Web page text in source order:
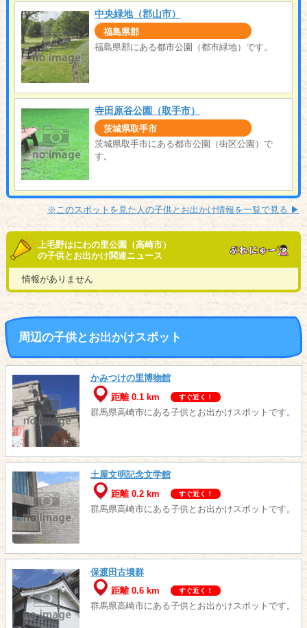
中央緑地（郡山市）
福島県郡
福島県郡にある都市公園（都市緑地）です。
寺田原谷公園（取手市）
茨城県取手市
茨城県取手市にある都市公園（街区公園）で
す。
※このスポットを見た人の子供とお出かけ情報を一覧で見る ▶︎
上毛野はにわの里公園（高崎市）
の子供とお出かけ関連ニュース
情報がありません
周辺の子供とお出かけスポット
かみつけの里博物館
距離 0.1 km
すぐ近く！
群馬県高崎市にある子供とお出かけスポットです。
土屋文明記念文学館
距離 0.2 km
すぐ近く！
群馬県高崎市にある子供とお出かけスポットです。
保渡田古墳群
距離 0.6 km
すぐ近く！
群馬県高崎市にある子供とお出かけスポットです。